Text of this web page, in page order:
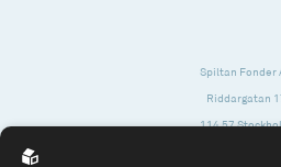
Spiltan Fonder
Riddargatan
114 57